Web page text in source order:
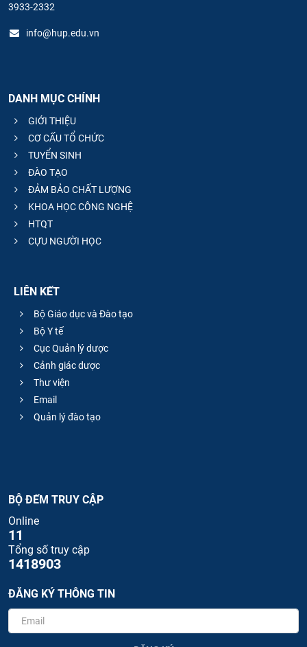
3933-2332
info@hup.edu.vn
DANH MỤC CHÍNH
GIỚI THIỆU
CƠ CẤU TỔ CHỨC
TUYỂN SINH
ĐÀO TẠO
ĐẢM BẢO CHẤT LƯỢNG
KHOA HỌC CÔNG NGHỆ
HTQT
CỰU NGƯỜI HỌC
LIÊN KẾT
Bộ Giáo dục và Đào tạo
Bộ Y tế
Cục Quản lý dược
Cảnh giác dược
Thư viện
Email
Quản lý đào tạo
BỘ ĐẾM TRUY CẬP
Online
11
Tổng số truy cập
1418903
ĐĂNG KÝ THÔNG TIN